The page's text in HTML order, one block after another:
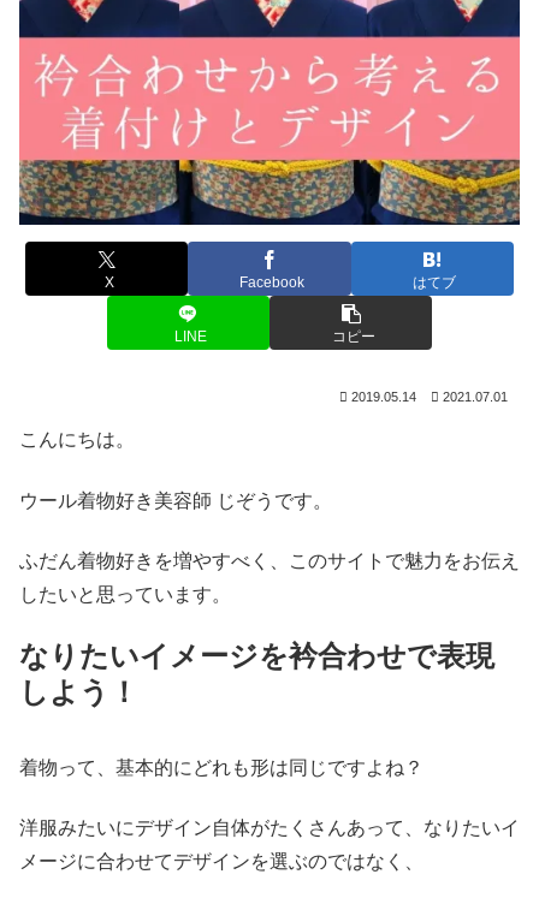
X Facebook はてブ
LINE コピー
2019.05.14 2021.07.01
こんにちは。
ウール着物好き美容師 じぞうです。
ふだん着物好きを増やすべく、このサイトで魅力をお伝え
したいと思っています。
なりたいイメージを衿合わせで表現
しよう！
着物って、基本的にどれも形は同じですよね？
洋服みたいにデザイン自体がたくさんあって、なりたいイ
メージに合わせてデザインを選ぶのではなく、